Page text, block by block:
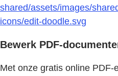
shared/assets/images/
icons/edit-doodle.svg
Bewerk PDF-
Met onze gratis online PDF-